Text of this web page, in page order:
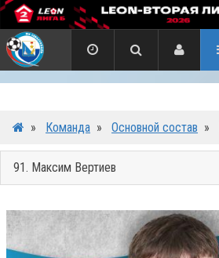
» Команда » Основной состав »